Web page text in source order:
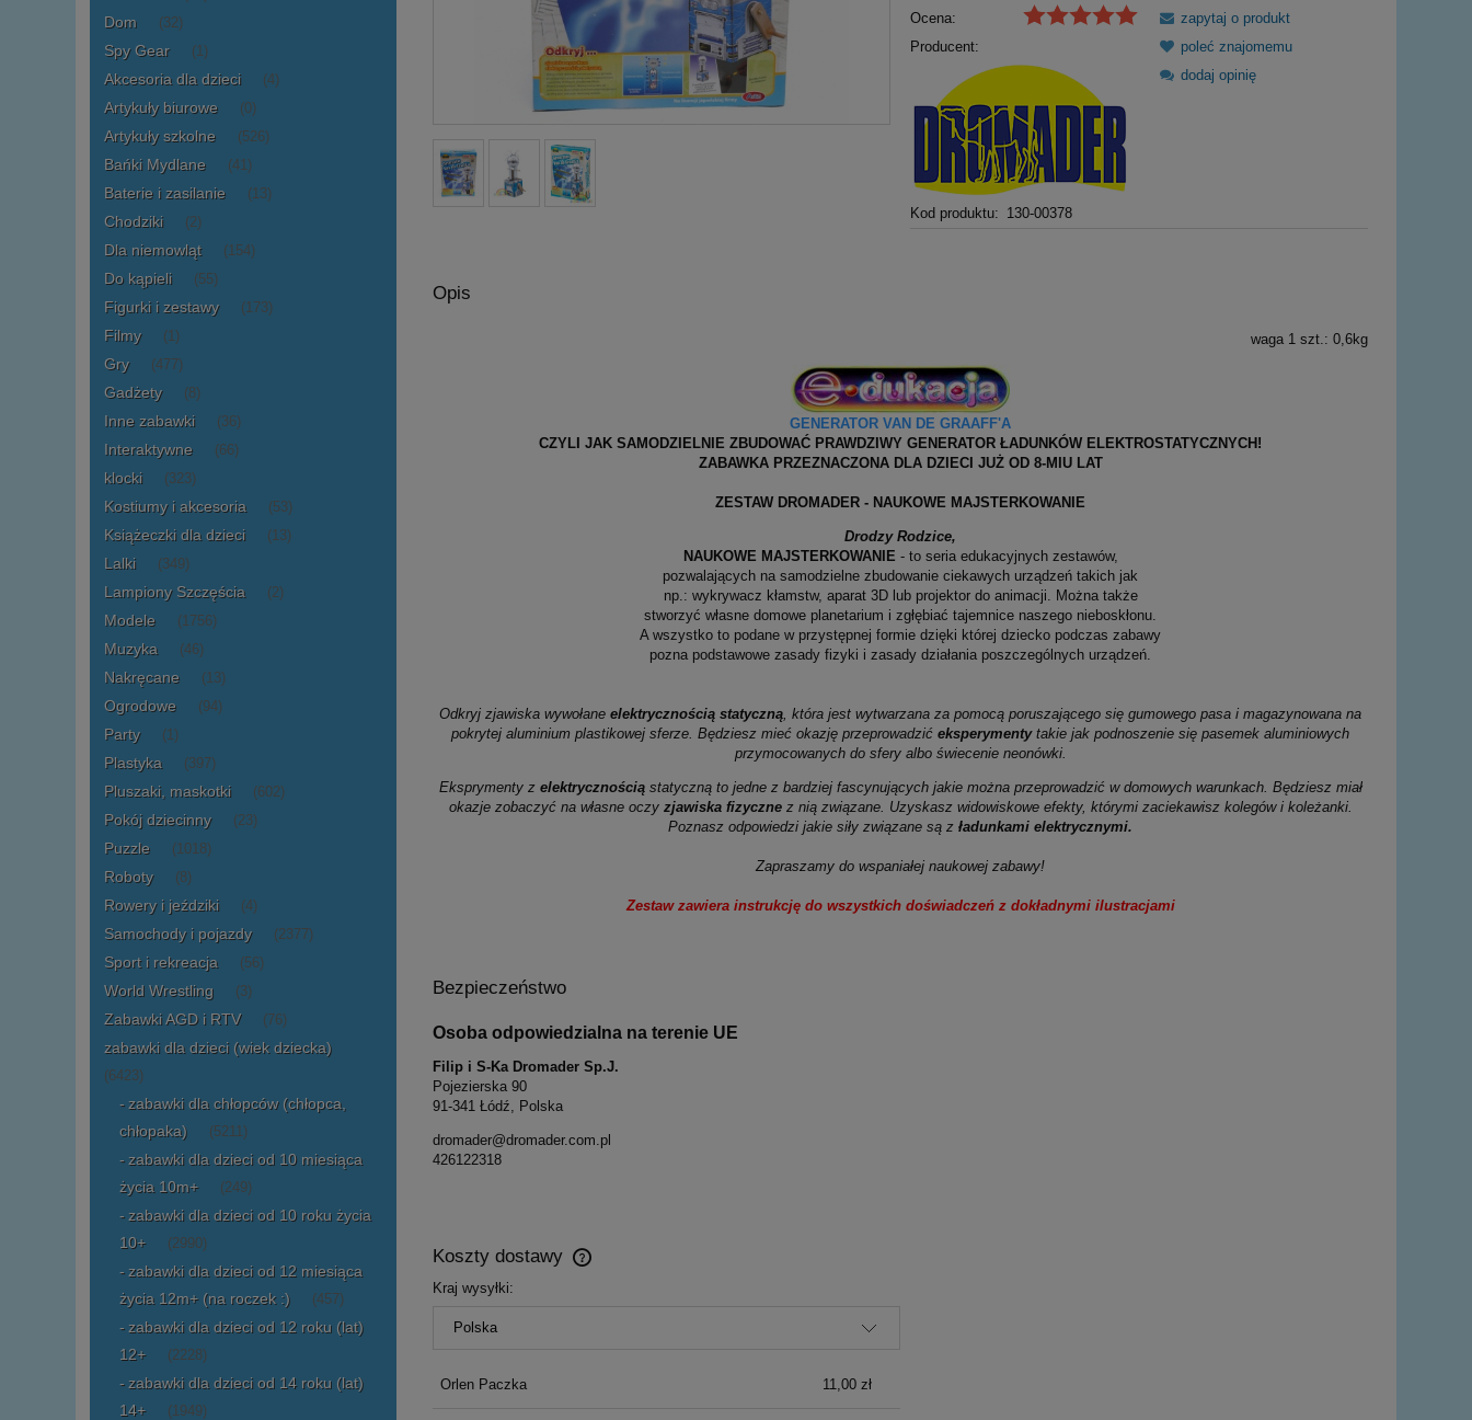
Dom (32)
Spy Gear (1)
Akcesoria dla dzieci (4)
Artykuły biurowe (0)
Artykuły szkolne (526)
Bańki Mydlane (41)
Baterie i zasilanie (13)
Chodziki (2)
Dla niemowląt (154)
Do kąpieli (55)
Figurki i zestawy (173)
Filmy (1)
Gry (477)
Gadżety (8)
Inne zabawki (36)
Interaktywne (66)
klocki (323)
Kostiumy i akcesoria (53)
Książeczki dla dzieci (13)
Lalki (349)
Lampiony Szczęścia (2)
Modele (1756)
Muzyka (46)
Nakręcane (13)
Ogrodowe (94)
Party (1)
Plastyka (397)
Pluszaki, maskotki (602)
Pokój dziecinny (23)
Puzzle (1018)
Roboty (8)
Rowery i jeździki (4)
Samochody i pojazdy (2377)
Sport i rekreacja (56)
World Wrestling (3)
Zabawki AGD i RTV (76)
zabawki dla dzieci (wiek dziecka)
(6423)
zabawki dla chłopców (chłopca,
chłopaka)
(5211)
zabawki dla dzieci od 10 miesiąca
życia 10m+
(249)
zabawki dla dzieci od 10 roku życia
10+
(2990)
zabawki dla dzieci od 12 miesiąca
życia 12m+ (na roczek :)
(457)
zabawki dla dzieci od 12 roku (lat)
12+
(2228)
zabawki dla dzieci od 14 roku (lat)
14+
(1949)
Ocena:
Producent:
Kod produktu: 130-00378
zapytaj o produkt
poleć znajomemu
dodaj opinię
Opis
waga 1 szt.: 0,6kg
GENERATOR VAN DE GRAAFF'A
CZYLI JAK SAMODZIELNIE ZBUDOWAĆ PRAWDZIWY GENERATOR ŁADUNKÓW ELEKTROSTATYCZNYCH!
ZABAWKA PRZEZNACZONA DLA DZIECI JUŻ OD 8-MIU LAT
ZESTAW DROMADER - NAUKOWE MAJSTERKOWANIE
Drodzy Rodzice,
NAUKOWE MAJSTERKOWANIE - to seria edukacyjnych zestawów,
pozwalających na samodzielne zbudowanie ciekawych urządzeń takich jak
np.: wykrywacz kłamstw, aparat 3D lub projektor do animacji. Można także
stworzyć własne domowe planetarium i zgłębiać tajemnice naszego nieboskłonu.
A wszystko to podane w przystępnej formie dzięki której dziecko podczas zabawy
pozna podstawowe zasady fizyki i zasady działania poszczególnych urządzeń.
Odkryj zjawiska wywołane elektrycznością statyczną, która jest wytwarzana za pomocą poruszającego się gumowego pasa i magazynowana na
pokrytej aluminium plastikowej sferze. Będziesz mieć okazję przeprowadzić eksperymentytakie jak podnoszenie się pasemek aluminiowych
przymocowanych do sfery albo świecenie neonówki.
Eksprymenty z elektrycznością statyczną to jedne z bardziej fascynujących jakie można przeprowadzić w domowych warunkach. Będziesz miał
okazje zobaczyć na własne oczyzjawiska fizycznez nią związane. Uzyskasz widowiskowe efekty, którymi zaciekawisz kolegów i koleżanki.
Poznasz odpowiedzi jakie siły związane są z ładunkami elektrycznymi.
Zapraszamy do wspaniałej naukowej zabawy!
Zestaw zawiera instrukcję do wszystkich doświadczeń z dokładnymi ilustracjami
Bezpieczeństwo
Osoba odpowiedzialna na terenie UE
Filip i S-Ka Dromader Sp.J.
Pojezierska 90
91-341 Łódź, Polska
dromader@dromader.com.pl
426122318
Koszty dostawy
Kraj wysyłki:
Orlen Paczka 11,00 zł